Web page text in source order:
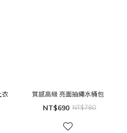
衣 質感高級 亮面抽繩水桶包
NT$690 NT$780